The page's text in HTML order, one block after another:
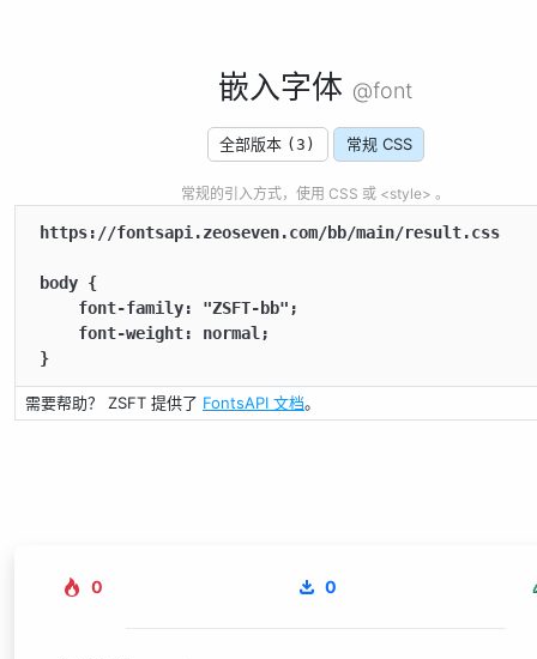
嵌入字体 @font
全部版本 (3) 常规 CSS
常规的引入方式，使用 CSS 或 <style> 。
https://fontsapi.zeoseven.com/bb/main/result.css
body {
    font-family: "ZSFT-bb";
    font-weight: normal;
}
需要帮助？ ZSFT 提供了 FontsAPI 文档。
0 0